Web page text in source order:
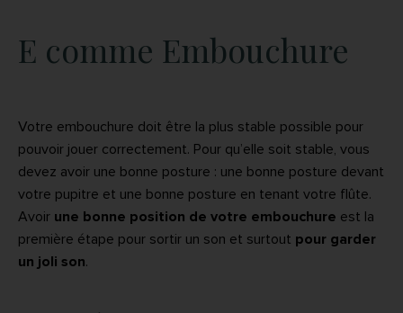
E comme Embouchure
Votre embouchure doit être la plus stable possible pour
pouvoir jouer correctement. Pour qu’elle soit stable, vous
devez avoir une bonne posture : une bonne posture devant
votre pupitre et une bonne posture en tenant votre flûte.
Avoir une bonne position de votre embouchure est la
première étape pour sortir un son et surtout pour garder
un joli son.